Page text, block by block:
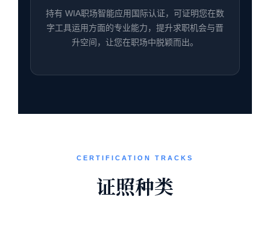
持有 WIA职场智能应用国际认证，可证明您在数
字工具运用方面的专业能力，提升求职机会与晋
升空间，让您在职场中脱颖而出。
CERTIFICATION TRACKS
证照种类